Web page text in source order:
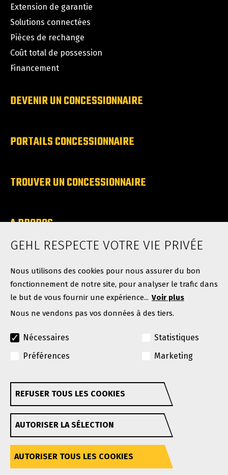
Extension de garantie
Solutions connectées
Pièces de rechange
Coût total de possession
Financement
DEVENIR UN CONCESSIONNAIRE
PORTAILS CONCESSIONNAIRE
TROUVER UN CONCESSIONNAIRE
A PROPOS
Carrieres
GEHL se réserve le droit d'apporter des améliorations
ou des modifications à tout moment sans préavis ni
Politique de confidentialité Conditions d'utilisation
GEHL RESPECTE VOTRE VIE PRIVÉE
Nous utilisons des cookies pour nous assurer du bon
fonctionnement de notre site, pour analyser le trafic dans
le but de vous fournir une expérience... Voir plus
Nous ne vendons pas vos données à des tiers.
Nécessaires
Statistiques
Préférences
Marketing
REFUSER TOUS LES COOKIES
AUTORISER LA SÉLECTION
AUTORISER TOUS LES COOKIES
Retirer son consentement